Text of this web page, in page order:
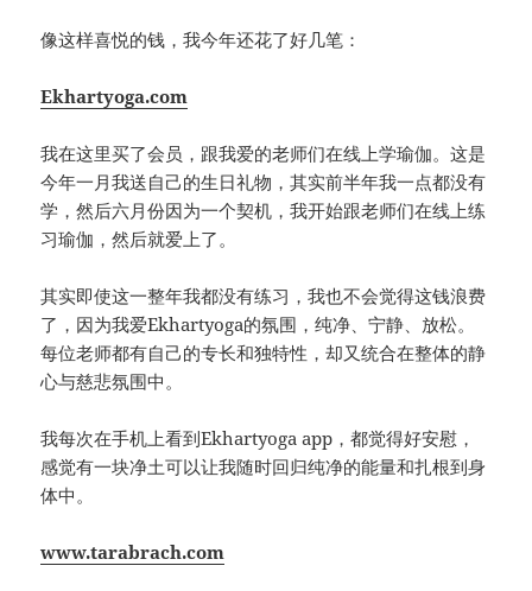
像这样喜悦的钱，我今年还花了好几笔：
Ekhartyoga.com
我在这里买了会员，跟我爱的老师们在线上学瑜伽。这是
今年一月我送自己的生日礼物，其实前半年我一点都没有
学，然后六月份因为一个契机，我开始跟老师们在线上练
习瑜伽，然后就爱上了。
其实即使这一整年我都没有练习，我也不会觉得这钱浪费
了，因为我爱Ekhartyoga的氛围，纯净、宁静、放松。
每位老师都有自己的专长和独特性，却又统合在整体的静
心与慈悲氛围中。
我每次在手机上看到Ekhartyoga app，都觉得好安慰，
感觉有一块净土可以让我随时回归纯净的能量和扎根到身
体中。
www.tarabrach.com